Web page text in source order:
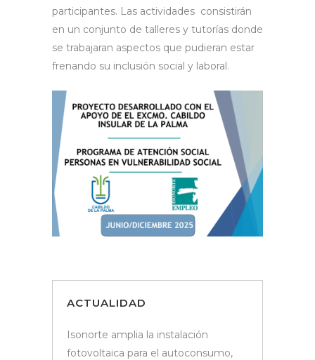
participantes. Las actividades consistirán
en un conjunto de talleres y tutorías donde
se trabajaran aspectos que pudieran estar
frenando su inclusión social y laboral.
ACTUALIDAD
Isonorte amplia la instalación
fotovoltaica para el autoconsumo,